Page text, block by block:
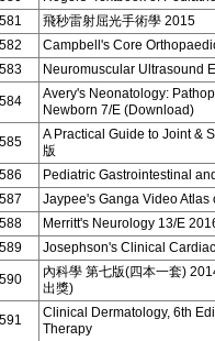
581
飛秒雷射屈光手術學 2015
582
Campbell's Core
583
Neuromuscular Ultrasound
584
Avery's Neonatology:
Newborn 7/E (Download)
585
A Practical Guide to Joint &
版
586
Pediatric Gastrointestinal
587
Jaypee's Ganga Video
588
Merritt's Neurology 13/E
589
Josephson's Clinical
590
內科學 第七版(四本一套)
出獎)
591
Clinical Dermatology, 6th
Therapy